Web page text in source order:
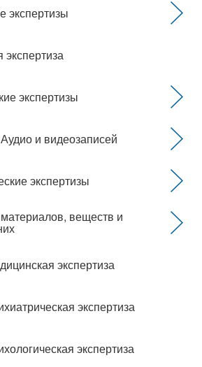
экспертизы
экспертизы
и видеозаписей
экспертизы
веществ и
экспертиза
экспертиза
экспертиза